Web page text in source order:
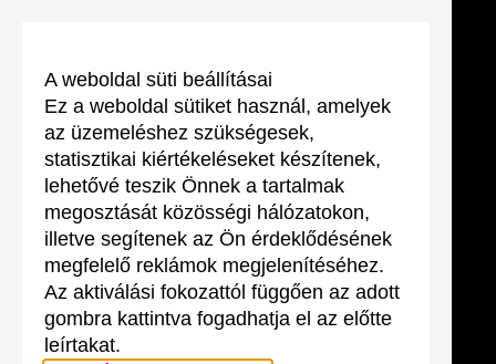
A weboldal süti beállításai
Ez a weboldal sütiket használ, amelyek
az üzemeléshez szükségesek,
statisztikai kiértékeléseket készítenek,
lehetővé teszik Önnek a tartalmak
megosztását közösségi hálózatokon,
illetve segítenek az Ön érdeklődésének
megfelelő reklámok megjelenítéséhez.
Az aktiválási fokozattól függően az adott
gombra kattintva fogadhatja el az előtte
leírtakat.